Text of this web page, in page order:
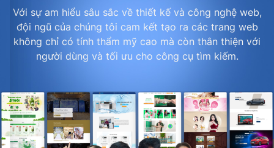
Với sự am hiểu sâu sắc về thiết kế và công nghệ web,
đội ngũ của chúng tôi cam kết tạo ra các trang web
không chỉ có tính thẩm mỹ cao mà còn thân thiện với
người dùng và tối ưu cho công cụ tìm kiếm.